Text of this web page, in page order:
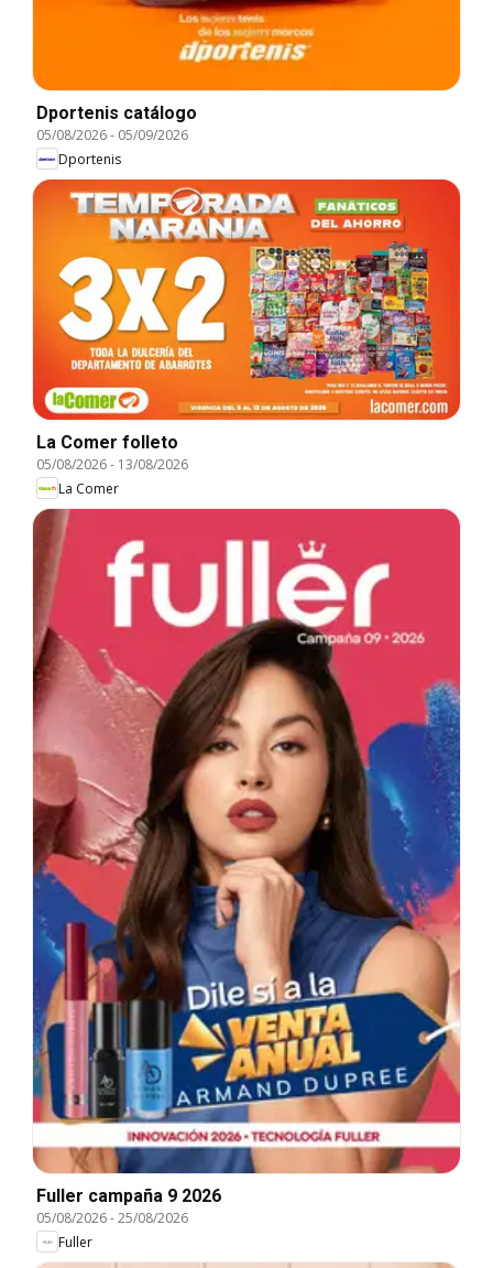
Dportenis catálogo
05/08/2026- 05/09/2026
Dportenis
La Comer folleto
05/08/2026- 13/08/2026
La Comer
Fuller campaña 9 2026
05/08/2026-25/08/2026
Fuller